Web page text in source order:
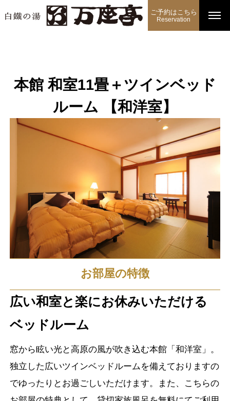
ご予約はこちら
Reservation
本館 和室11畳＋ツインベッド
ルーム 【和洋室】
お部屋の特徴
広い和室と楽にお休みいただける
ベッドルーム
窓から眩い光と高原の風が吹き込む本館「和洋室」。
独立した広いツインベッドルームを備えておりますの
でゆったりとお過ごしいただけます。また、こちらの